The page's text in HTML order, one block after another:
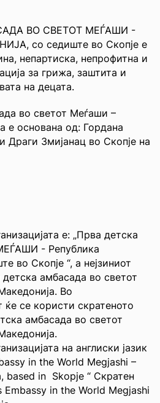
ВО СВЕТОТ МЕЃАШИ -
со седиште во Скопје е
непартиска, непрофитна и
за грижа, заштита и
на децата.
во светот Меѓаши –
е основана од: Гордана
Драги Змијанац во Скопје на
е: „Прва детска
- Република
во Скопје “, а нејзиниот
амбасада во светот
Во
се користи скратеното
амбасада во светот
на англиски јазик
in the World Megjashi –
based in Skopje “ Скратен
Embassy in the World Megjashi